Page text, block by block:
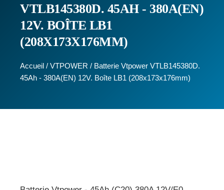
VTLB145380D. 45AH - 380A(EN)
12V. BOÎTE LB1
(208X173X176MM)
Accueil / VTPOWER / Batterie Vtpower VTLB145380D.
45Ah - 380A(EN) 12V. Boîte LB1 (208x173x176mm)